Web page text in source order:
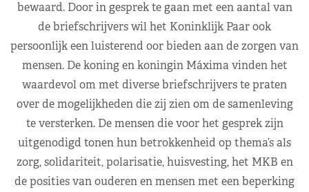
bewaard. Door in gesprek te gaan met een aantal van
de briefschrijvers wil het Koninklijk Paar ook
persoonlijk een luisterend oor bieden aan de zorgen van
mensen. De koning en koningin Máxima vinden het
waardevol om met diverse briefschrijvers te praten
over de mogelijkheden die zij zien om de samenleving
te versterken. De mensen die voor het gesprek zijn
uitgenodigd tonen hun betrokkenheid op thema’s als
zorg, solidariteit, polarisatie, huisvesting, het MKB en
de posities van ouderen en mensen met een beperking